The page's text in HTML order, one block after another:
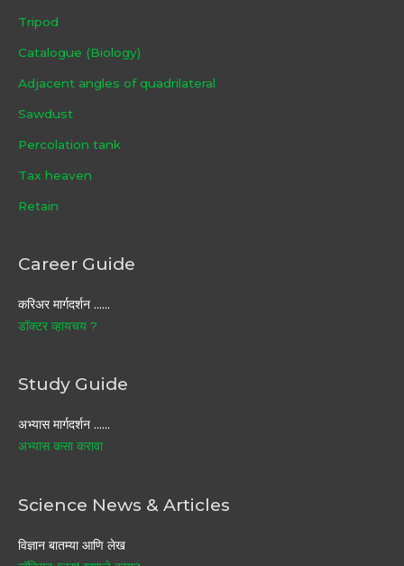
Tripod
Catalogue (Biology)
Adjacent angles of quadrilateral
Sawdust
Percolation tank
Tax heaven
Retain
Career Guide
करिअर मार्गदर्शन ……
डॉक्टर व्हायचय ?
Study Guide
अभ्यास मार्गदर्शन ……
अभ्यास कसा करावा
Science News & Articles
विज्ञान बातम्या आणि लेख